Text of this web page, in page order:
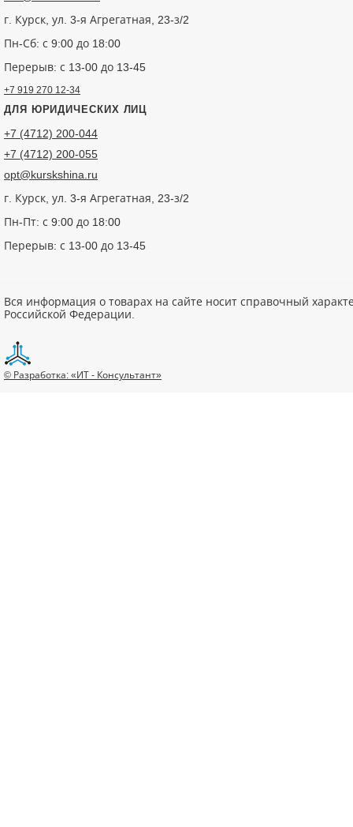
г. Курск, ул. 3-я Агрегатная, 23-з/2
Пн-Сб: с 9:00 до 18:00
Перерыв: с 13-00 до 13-45
+7 919 270 12-34
ДЛЯ ЮРИДИЧЕСКИХ ЛИЦ
+7 (4712) 200-044
+7 (4712) 200-055
opt@kurskshina.ru
г. Курск, ул. 3-я Агрегатная, 23-з/2
Пн-Пт: с 9:00 до 18:00
Перерыв: с 13-00 до 13-45
Вся информация о товарах на сайте носит справочный
Российской Федерации.
© Разработка: «ИТ - Консультант»